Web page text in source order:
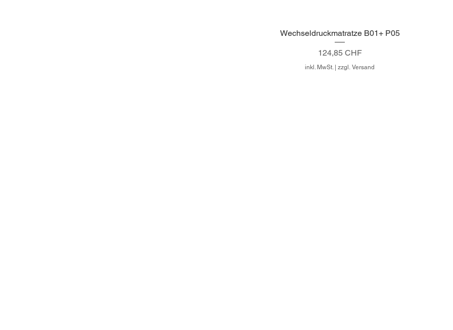
Schnellansicht
Wechseldruckmatratze B01+ P05
Preis
124,85 CHF
inkl. MwSt. | zzgl. Versand